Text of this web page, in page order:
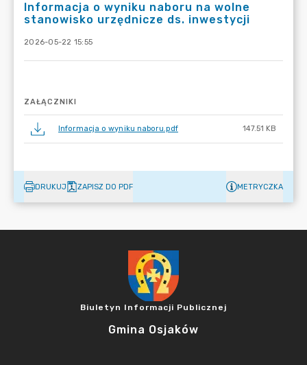
Informacja o wyniku naboru na wolne
stanowisko urzędnicze ds. inwestycji
2026-05-22 15:55
ZAŁĄCZNIKI
Informacja o wyniku naboru.pdf 147.51 KB
DRUKUJ ZAPISZ DO PDF METRYCZKA
Biuletyn Informacji Publicznej
Gmina Osjaków